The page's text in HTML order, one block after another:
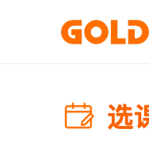
初级职称
ACCA